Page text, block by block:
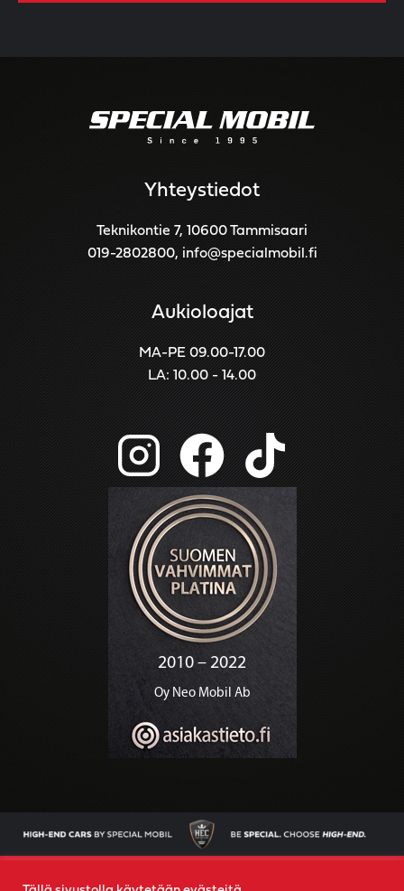
Yhteystiedot
Teknikontie 7, 10600 Tammisaari
019-2802800, info@specialmobil.fi
Aukioloajat
MA-PE 09.00-17.00
LA: 10.00 - 14.00
AJONEUVOT OSTAMME AUTOSI